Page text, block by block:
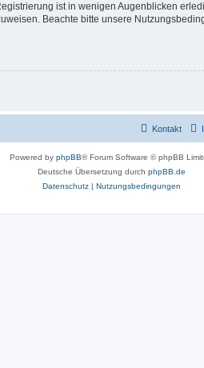
ist in wenigen Augenblicken
Beachte bitte unsere
Kontakt
Powered by phpBB® Forum Software © phpBB
Deutsche Übersetzung durch phpBB.de
Datenschutz| Nutzungsbedingungen